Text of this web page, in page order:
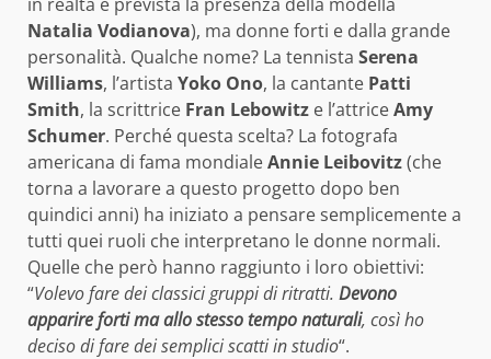
Natalia Vodianova), ma donne forti e dalla grande
personalità. Qualche nome? La tennista Serena
Williams, l’artista Yoko Ono, la cantante Patti
Smith, la scrittrice Fran Lebowitz e l’attriceAmy
Schumer. Perché questa scelta? La fotografa
americana di fama mondialeAnnie Leibovitz(che
torna a lavorare a questo progetto dopo ben
quindici anni) ha iniziato a pensare semplicemente a
tutti quei ruoli che interpretano le donne normali.
Quelle che però hanno raggiunto i loro obiettivi:
“Volevo fare dei classici gruppi di ritratti. Devono
apparire forti ma allo stesso tempo naturali, così ho
deciso di fare dei semplici scatti in studio“.